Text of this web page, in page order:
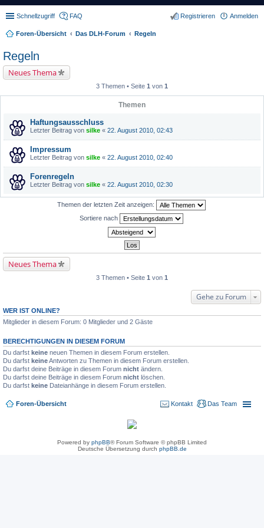
Schnellzugriff FAQ Anmelden
Registrieren
Foren-Übersicht Das DLH-Forum Regeln
Regeln
Neues Thema
3 Themen • Seite 1 von 1
Themen
Haftungsausschluss
Letzter Beitrag von silke « 22. August 2010, 02:43
Impressum
Letzter Beitrag von silke « 22. August 2010, 02:40
Forenregeln
Letzter Beitrag von silke « 22. August 2010, 02:30
Themen der letzten Zeit anzeigen:
Sortiere nach
Neues Thema
3 Themen • Seite 1 von 1
Gehe zu Forum
WER IST ONLINE?
Mitglieder in diesem Forum: 0 Mitglieder und 2 Gäste
BERECHTIGUNGEN IN DIESEM FORUM
Du darfst keine neuen Themen in diesem Forum erstellen.
Du darfst keineAntworten zu Themen in diesem Forum erstellen.
Du darfst deine Beiträge in diesem Forum nicht ändern.
Du darfst deine Beiträge in diesem Forum nicht löschen.
Du darfst keine Dateianhänge in diesem Forum erstellen.
Foren-Übersicht Das Team
Kontakt
Powered by phpBB® Forum Software © phpBB Limited
Deutsche Übersetzung durch phpBB.de